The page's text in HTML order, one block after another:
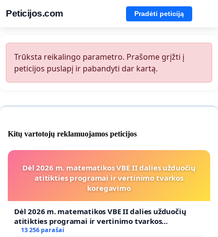
Peticijos.com Pradėti peticiją
Trūksta reikalingo parametro. Prašome grįžti į
peticijos puslapį ir pabandyti dar kartą.
Kitų vartotojų reklamuojamos peticijos
Dėl 2026 m. matematikos VBE II dalies užduočių
atitikties programai ir vertinimo tvarkos
koregavimo
Dėl 2026 m. matematikos VBE II dalies užduočių
atitikties programai ir vertinimo tvarkos
koregavimo
13 256 parašai